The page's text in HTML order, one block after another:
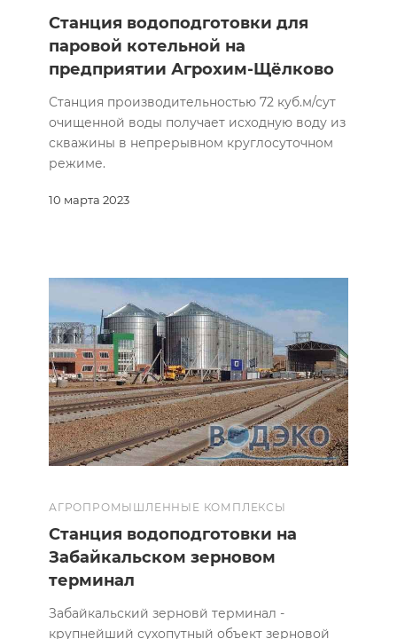
10 марта 2023
Станция водоподготовки для
паровой котельной на
предприятии Агрохим-Щёлково
Станция производительностью 72 куб.м/сут
очищенной воды получает исходную воду из
скважины в непрерывном круглосуточном
режиме.
АГРОПРОМЫШЛЕННЫЕ КОМПЛЕКСЫ
Cтанция водоподготовки на
Забайкальском зерновом
терминал
Забайкальский зерновй терминал -
крупнейший сухопутный объект зерновой